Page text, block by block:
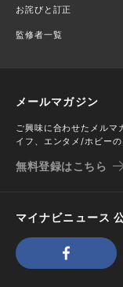
お詫びと訂正
監修者一覧
メールマガジン
ご興味に合わせたメルマ
イフ、エンタメ/ホビーの
無料登録はこちら
マイナビニュース